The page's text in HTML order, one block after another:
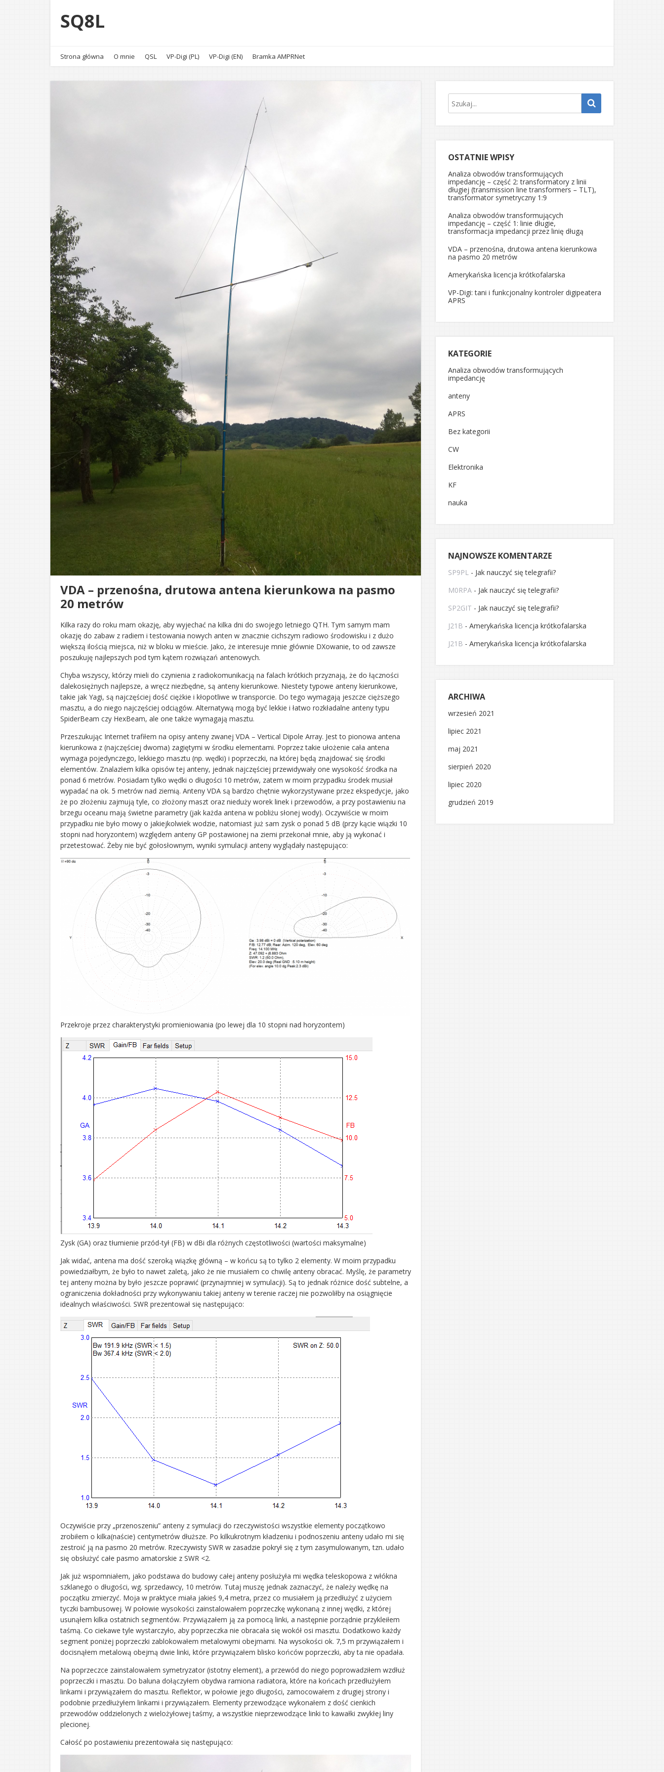
SQ8L
Strona główna O mnie QSL VP-Digi (PL) VP-Digi (EN) Bramka AMPRNet
VDA – przenośna, drutowa antena kierunkowa na pasmo
20 metrów
Kilka razy do roku mam okazję, aby wyjechać na kilka dni do swojego letniego QTH. Tym samym mam
okazję do zabaw z radiem i testowania nowych anten w znacznie cichszym radiowo środowisku i z dużo
większą ilością miejsca, niż w bloku w mieście. Jako, że interesuje mnie głównie DXowanie, to od zawsze
poszukuję najlepszych pod tym kątem rozwiązań antenowych.
Chyba wszyscy, którzy mieli do czynienia z radiokomunikacją na falach krótkich przyznają, że do łączności
dalekosiężnych najlepsze, a wręcz niezbędne, są anteny kierunkowe. Niestety typowe anteny kierunkowe,
takie jak Yagi, są najczęściej dość ciężkie i kłopotliwe w transporcie. Do tego wymagają jeszcze cięższego
masztu, a do niego najczęściej odciągów. Alternatywą mogą być lekkie i łatwo rozkładalne anteny typu
SpiderBeam czy HexBeam, ale one także wymagają masztu.
Przeszukując Internet trafiłem na opisy anteny zwanej VDA – Vertical Dipole Array. Jest to pionowa antena
kierunkowa z (najczęściej dwoma) zagiętymi w środku elementami. Poprzez takie ułożenie cała antena
wymaga pojedynczego, lekkiego masztu (np. wędki) i poprzeczki, na której będą znajdować się środki
elementów. Znalazłem kilka opisów tej anteny, jednak najczęściej przewidywały one wysokość środka na
ponad 6 metrów. Posiadam tylko wędki o długości 10 metrów, zatem w moim przypadku środek musiał
wypadać na ok. 5 metrów nad ziemią. Anteny VDA są bardzo chętnie wykorzystywane przez ekspedycje, jako
że po złożeniu zajmują tyle, co złożony maszt oraz nieduży worek linek i przewodów, a przy postawieniu na
brzegu oceanu mają świetne parametry (jak każda antena w pobliżu słonej wody). Oczywiście w moim
przypadku nie było mowy o jakiejkolwiek wodzie, natomiast już sam zysk o ponad 5 dB (przy kącie wiązki 10
stopni nad horyzontem) względem anteny GP postawionej na ziemi przekonał mnie, aby ją wykonać i
przetestować. Żeby nie być gołosłownym, wyniki symulacji anteny wyglądały następująco:
Przekroje przez charakterystyki promieniowania (po lewej dla 10 stopni nad horyzontem)
Zysk (GA) oraz tłumienie przód-tył (FB) w dBi dla różnych częstotliwości (wartości maksymalne)
Jak widać, antena ma dość szeroką wiązkę główną – w końcu są to tylko 2 elementy. W moim przypadku
powiedziałbym, że było to nawet zaletą, jako że nie musiałem co chwilę anteny obracać. Myślę, że parametry
tej anteny można by było jeszcze poprawić (przynajmniej w symulacji). Są to jednak różnice dość subtelne, a
ograniczenia dokładności przy wykonywaniu takiej anteny w terenie raczej nie pozwoliłby na osiągnięcie
idealnych właściwości. SWR prezentował się następująco:
Oczywiście przy „przenoszeniu” anteny z symulacji do rzeczywistości wszystkie elementy początkowo
zrobiłem o kilka(naście) centymetrów dłuższe. Po kilkukrotnym kładzeniu i podnoszeniu anteny udało mi się
zestroić ją na pasmo 20 metrów. Rzeczywisty SWR w zasadzie pokrył się z tym zasymulowanym, tzn. udało
się obsłużyć całe pasmo amatorskie z SWR <2.
Jak już wspomniałem, jako podstawa do budowy całej anteny posłużyła mi wędka teleskopowa z włókna
szklanego o długości, wg. sprzedawcy, 10 metrów. Tutaj muszę jednak zaznaczyć, że należy wędkę na
początku zmierzyć. Moja w praktyce miała jakieś 9,4 metra, przez co musiałem ją przedłużyć z użyciem
tyczki bambusowej. W połowie wysokości zainstalowałem poprzeczkę wykonaną z innej wędki, z której
usunąłem kilka ostatnich segmentów. Przywiązałem ją za pomocą linki, a następnie porządnie przykleiłem
taśmą. Co ciekawe tyle wystarczyło, aby poprzeczka nie obracała się wokół osi masztu. Dodatkowo każdy
segment poniżej poprzeczki zablokowałem metalowymi obejmami. Na wysokości ok. 7,5 m przywiązałem i
docisnąłem metalową obejmą dwie linki, które przywiązałem blisko końców poprzeczki, aby ta nie opadała.
Na poprzeczce zainstalowałem symetryzator (istotny element), a przewód do niego poprowadziłem wzdłuż
poprzeczki i masztu. Do baluna dołączyłem obydwa ramiona radiatora, które na końcach przedłużyłem
linkami i przywiązałem do masztu. Reflektor, w połowie jego długości, zamocowałem z drugiej strony i
podobnie przedłużyłem linkami i przywiązałem. Elementy przewodzące wykonałem z dość cienkich
przewodów oddzielonych z wielożyłowej taśmy, a wszystkie nieprzewodzące linki to kawałki zwykłej liny
plecionej.
Całość po postawieniu prezentowała się następująco:
OSTATNIE WPISY
Analiza obwodów transformujących
impedancję – część 2: transformatory z linii
długiej (transmission line transformers – TLT),
transformator symetryczny 1:9
Analiza obwodów transformujących
impedancję – część 1: linie długie,
transformacja impedancji przez linię długą
VDA – przenośna, drutowa antena kierunkowa
na pasmo 20 metrów
Amerykańska licencja krótkofalarska
VP-Digi: tani i funkcjonalny kontroler digipeatera
APRS
KATEGORIE
Analiza obwodów transformujących
impedancję
anteny
APRS
Bez kategorii
CW
Elektronika
KF
nauka
NAJNOWSZE KOMENTARZE
SP9PL - Jak nauczyć się telegrafii?
M0RPA - Jak nauczyć się telegrafii?
SP2GIT - Jak nauczyć się telegrafii?
J21B - Amerykańska licencja krótkofalarska
J21B - Amerykańska licencja krótkofalarska
ARCHIWA
wrzesień 2021
lipiec 2021
maj 2021
sierpień 2020
lipiec 2020
grudzień 2019